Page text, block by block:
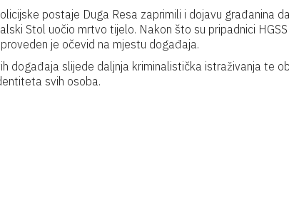
postaje Duga Resa zaprimili i dojavu građanina
Stol uočio mrtvo tijelo. Nakon što su pripadnici
je očevid na mjestu događaja.
događaja slijede daljnja kriminalistička istraživanja te
svih osoba.